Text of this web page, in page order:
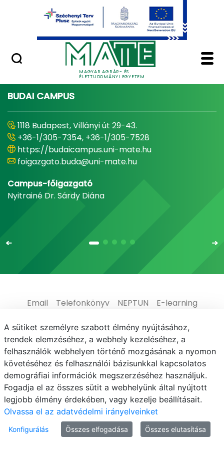
Ugrás a fő tartalomhoz
MAGYAR AGRÁR- ÉS
ÉLETTUDOMÁNYI EGYETEM
Minőségügy
Home - Magyar
BUDAI CAMPUS
1118 Budapest, Villányi út 29-43.
+36-1/305-7354, +36-1/305-7528
https://budaicampus.uni-mate.hu
foigazgato.buda@uni-mate.hu
Campus-főigazgató
Nyitrainé Dr. Sárdy Diána
Email Telefonkönyv NEPTUN
E-learning
Médiaközpont
Informatikai Igazgatóság
Adatvédelem
© MATE 2021
A sütiket személyre szabott élmény nyújtásához,
trendek elemzéséhez, a webhely kezeléséhez, a
felhasználók webhelyen történő mozgásának a nyomon
követéséhez és felhasználói bázisunkkal kapcsolatos
demográfiai információk megszerzéséhez használjuk.
Fogadja el az összes sütit a webhelyünk által nyújtott
legjobb élmény érdekében, vagy kezelje beállításait.
Olvassa el az adatvédelmi irányelveinket
Konfigurálás Összes elfogadása Összes elutasítása